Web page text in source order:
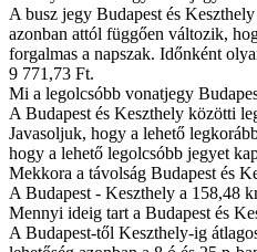
A busz jegy Budapest és
azonban attól függően változik,
forgalmas a napszak. Időnként
9 771,73 Ft.
Mi a legolcsóbb vonatjegy
A Budapest és Keszthely közötti
Javasoljuk, hogy a lehető
hogy a lehető legolcsóbb jegyet
Mekkora a távolság Budapest és
A Budapest - Keszthely a 158,48
Mennyi ideig tart a Budapest és
A Budapest-től Keszthely-ig